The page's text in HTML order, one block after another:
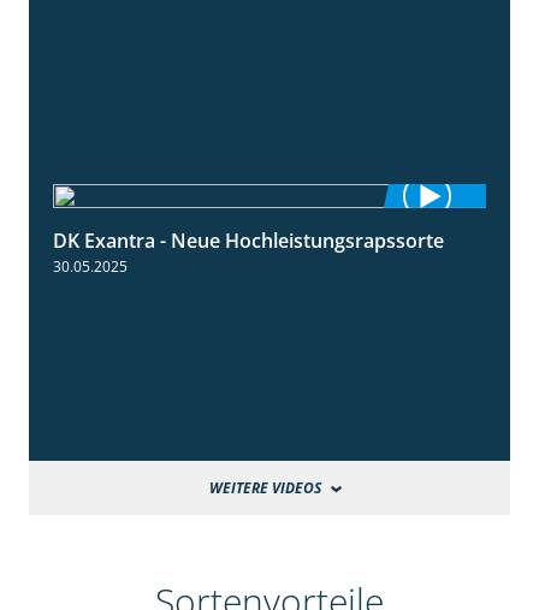
2:15
DK Exantra - Neue Hochleistungsrapssorte
30.05.2025
WEITERE VIDEOS